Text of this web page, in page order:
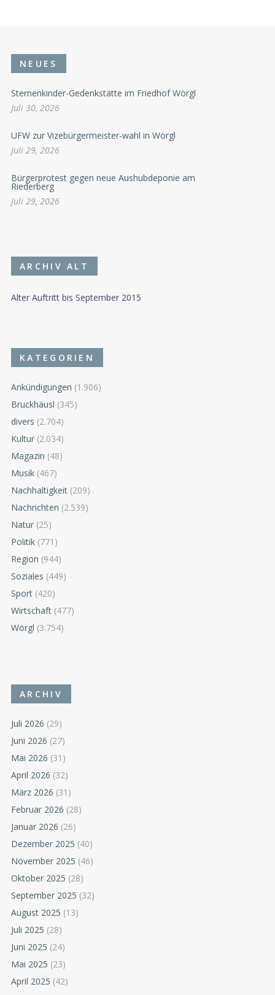
NEUES
Sternenkinder-Gedenkstätte im Friedhof Wörgl
Juli 30, 2026
UFW zur Vizebürgermeister-wahl in Wörgl
Juli 29, 2026
Bürgerprotest gegen neue Aushubdeponie am
Riederberg
Juli 29, 2026
ARCHIV ALT
Alter Auftritt bis September 2015
KATEGORIEN
Ankündigungen (1.906)
Bruckhäusl (345)
divers (2.704)
Kultur (2.034)
Magazin (48)
Musik (467)
Nachhaltigkeit (209)
Nachrichten (2.539)
Natur (25)
Politik (771)
Region (944)
Soziales (449)
Sport (420)
Wirtschaft (477)
Wörgl (3.754)
ARCHIV
Juli 2026 (29)
Juni 2026 (27)
Mai 2026 (31)
April 2026 (32)
März 2026 (31)
Februar 2026 (28)
Januar 2026 (26)
Dezember 2025 (40)
November 2025 (46)
Oktober 2025 (28)
September 2025 (32)
August 2025 (13)
Juli 2025 (28)
Juni 2025 (24)
Mai 2025 (23)
April 2025 (42)